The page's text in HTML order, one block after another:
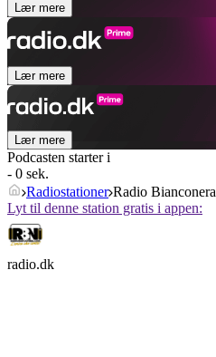
Lær mere
Lær mere
Lær mere
Podcasten starter i
- 0 sek.
Radiostationer Radio Bianconera
Lyt til denne station gratis i appen:
radio.dk